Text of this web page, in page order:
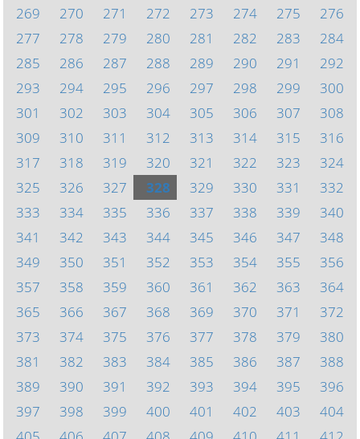
269
270 271 272 273 274 275
276
277
278 279 280 281 282 283
284
285
286 287 288 289 290 291
292
293
294 295 296 297 298 299
300
301
302 303 304 305 306 307
308
309
310 311 312 313 314 315
316
317
318 319 320 321 322 323
324
325
326 327 328 329 330 331
332
333
334 335 336 337 338 339
340
341
342 343 344 345 346 347
348
349
350 351 352 353 354 355
356
357
358 359 360 361 362 363
364
365
366 367 368 369 370 371
372
373
374 375 376 377 378 379
380
381
382 383 384 385 386 387
388
389
390 391 392 393 394 395
396
397
398 399 400 401 402 403
404